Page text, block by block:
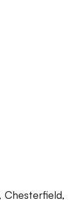
Chesterfield,